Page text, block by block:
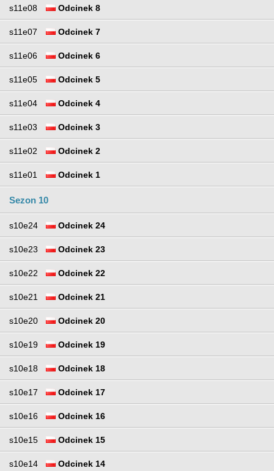
s11e08 Odcinek 8
s11e07 Odcinek 7
s11e06 Odcinek 6
s11e05 Odcinek 5
s11e04 Odcinek 4
s11e03 Odcinek 3
s11e02 Odcinek 2
s11e01 Odcinek 1
Sezon 10
s10e24 Odcinek 24
s10e23 Odcinek 23
s10e22 Odcinek 22
s10e21 Odcinek 21
s10e20 Odcinek 20
s10e19 Odcinek 19
s10e18 Odcinek 18
s10e17 Odcinek 17
s10e16 Odcinek 16
s10e15 Odcinek 15
s10e14 Odcinek 14